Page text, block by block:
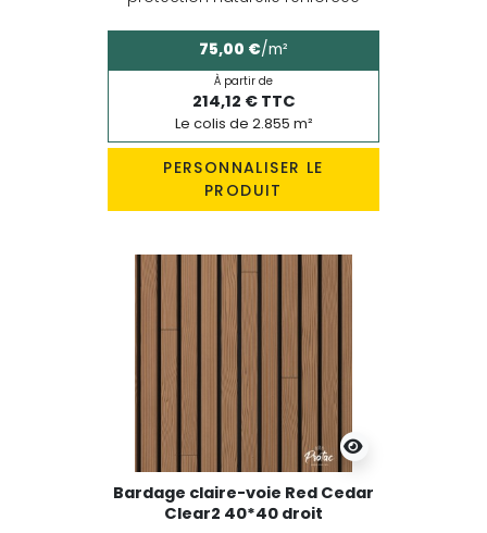
75,00 €/m²
À partir de
214,12 € TTC
Le colis de 2.855 m²
PERSONNALISER LE
PRODUIT
Bardage claire-voie Red Cedar
Clear2 40*40 droit